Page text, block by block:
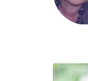
Pé-